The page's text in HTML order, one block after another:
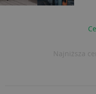
Najniższa